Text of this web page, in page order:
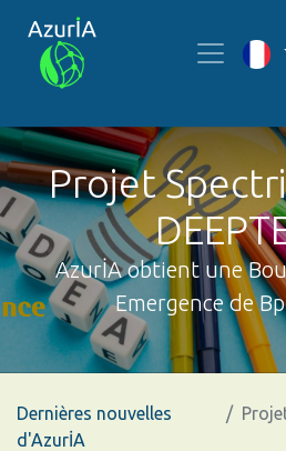
Projet
AzurİA obtient une
Emergence de
Dernières nouvelles
d'AzurİA
Projet